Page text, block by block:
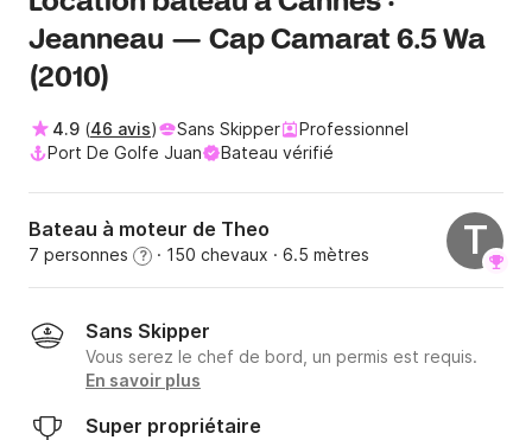
Jeanneau — Cap Camarat 6.5 Wa
(2010)
4.9 (46 avis) Sans Skipper
Professionnel
Port De Golfe Juan
Bateau vérifié
Bateau à moteur de Theo
7 personnes ? · 150 chevaux · 6.5 mètres T
Sans Skipper
Vous serez le chef de bord, un permis est requis.
En savoir plus
Super propriétaire